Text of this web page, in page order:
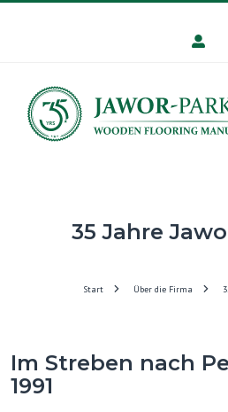
35 Jahre
Start Über die Firma
Im Streben nach
1991